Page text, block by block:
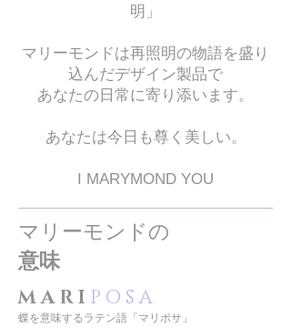
明」
マリーモンドは再照明の物語を盛り
込んだデザイン製品で
あなたの日常に寄り添います。
あなたは今日も尊く美しい。
I MARYMOND YOU
マリーモンドの
意味
M A R I P O S A
蝶を意味するラテン語「マリポサ」